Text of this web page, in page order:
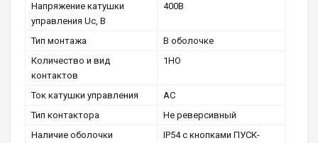
Напряжение катушки
управления Uc, В
400В
Тип монтажа
В оболочке
Количество и вид
контактов
1НО
Ток катушки управления
АС
Тип контактора
Не реверсивный
Наличие оболочки
IP54 с кнопками ПУСК-